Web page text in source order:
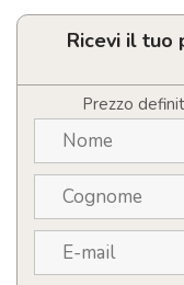
quantità
Ricevi il tuo
Prezzo